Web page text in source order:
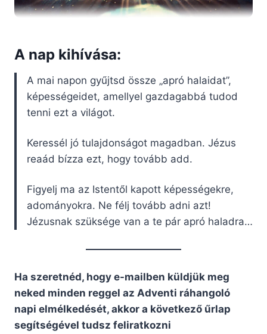
A nap kihívása:
A mai napon gyűjtsd össze „apró halaidat”,
képességeidet, amellyel gazdagabbá tudod
tenni ezt a világot.
Keressél jó tulajdonságot magadban. Jézus
reaád bízza ezt, hogy tovább add.
Figyelj ma az Istentől kapott képességekre,
adományokra. Ne félj tovább adni azt!
Jézusnak szüksége van a te pár apró haladra…
Ha szeretnéd, hogy e-mailben küldjük meg
neked minden reggel az Adventi ráhangoló
napi elmélkedését, akkor a következő űrlap
segítségével tudsz feliratkozni